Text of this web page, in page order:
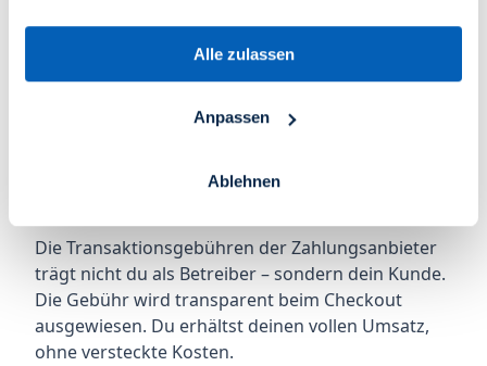
Alle zulassen
Anpassen
Ablehnen
Support inklusive
Dein digitales Aushängeschild – eine
Kontaktformular und Google Maps. Anders als der
Restaurant, während der Webshop direkt
Die Transaktionsgebühren der Zahlungsanbieter
trägt nicht du als Betreiber – sondern dein Kunde.
Die Gebühr wird transparent beim Checkout
ausgewiesen. Du erhältst deinen vollen Umsatz,
ohne versteckte Kosten.